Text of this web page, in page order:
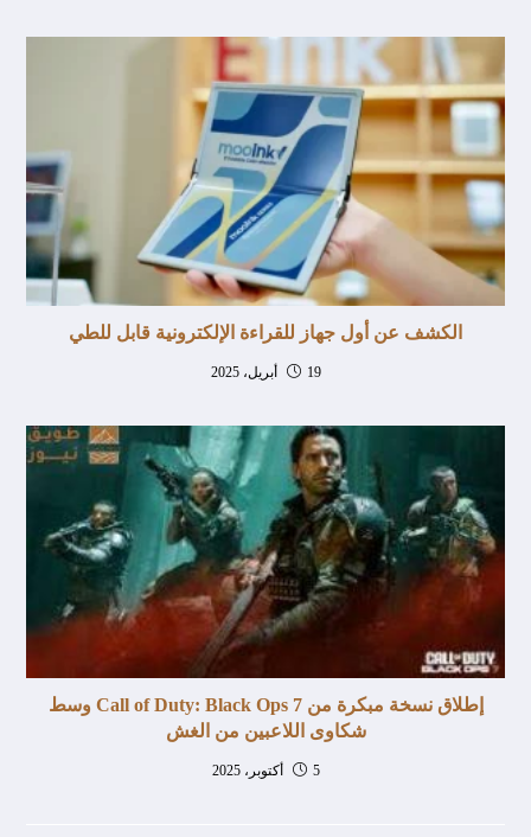
الكشف عن أول جهاز للقراءة الإلكترونية قابل للطي
19 أبريل، 2025
إطلاق نسخة مبكرة من Call of Duty: Black Ops 7 وسط
شكاوى اللاعبين من الغش
5 أكتوبر، 2025